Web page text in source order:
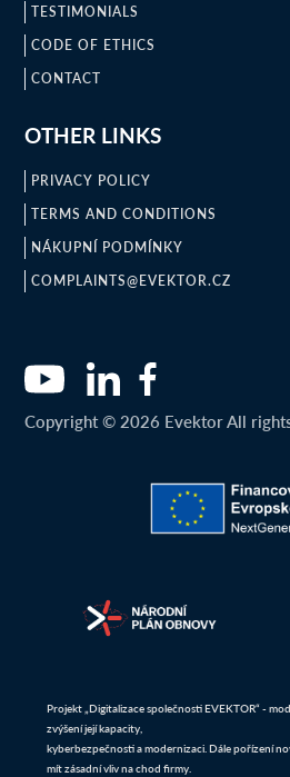
TESTIMONIALS
CODE OF ETHICS
CONTACT
OTHER LINKS
PRIVACY POLICY
TERMS AND CONDITIONS
NÁKUPNÍ PODMÍNKY
COMPLAINTS@EVEKTOR.CZ
Copyright © 2026 Evektor All
Projekt „Digitalizace společnosti EVEKTOR“ -
zvýšení její kapacity,
kyberbezpečnosti a modernizaci. Dále pořízení
mít zásadní vliv na chod firmy.